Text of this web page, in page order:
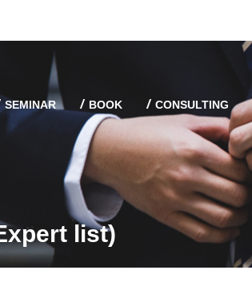
SEMINAR BOOK CONSULTING
list)